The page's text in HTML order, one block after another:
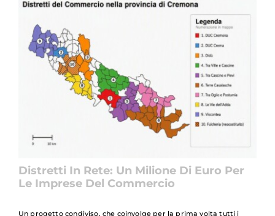
Distretti In Rete: Un Milione Di Euro Per
Le Imprese Del Commercio
Un progetto condiviso, che coinvolge per la prima volta tutti i